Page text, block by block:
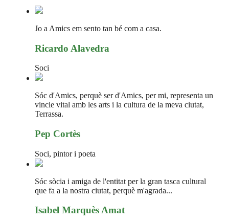
Jo a Amics em sento tan bé com a casa.
Ricardo Alavedra
Soci
Sóc d'Amics, perquè ser d'Amics, per mi, representa un
vincle vital amb les arts i la cultura de la meva ciutat,
Terrassa.
Pep Cortès
Soci, pintor i poeta
Sóc sòcia i amiga de l'entitat per la gran tasca cultural
que fa a la nostra ciutat, perquè m'agrada...
Isabel Marquès Amat